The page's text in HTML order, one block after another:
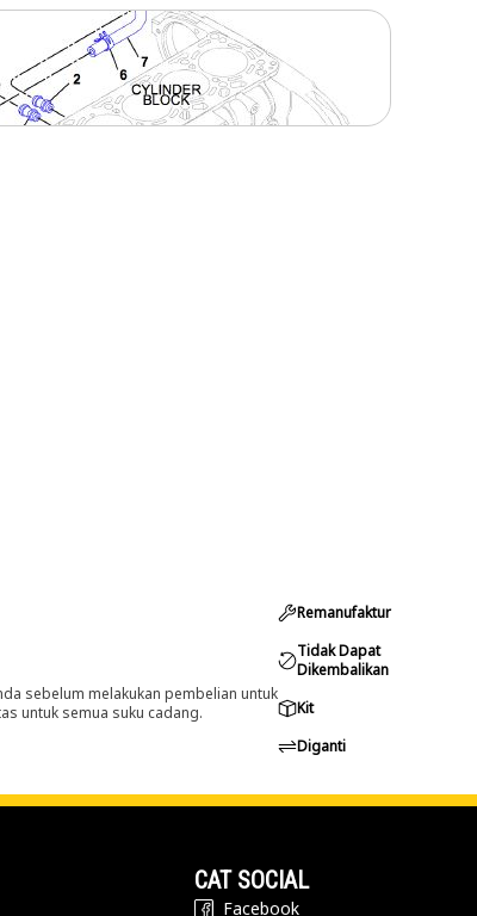
sebelum melakukan pembelian untuk
untuk semua suku cadang.
Remanufaktur
Tidak Dapat
Dikembalikan
Kit
Diganti
CAT SOCIAL
Facebook